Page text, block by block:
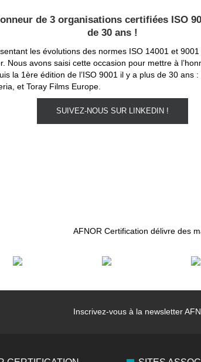
de 3 organisations certifiées ISO
de 30 ans !
les évolutions des normes ISO 14001 et
Nous avons saisi cette occasion pour mettre à
la 1ère édition de l’ISO 9001 il y a plus de 30 ans
et Toray Films Europe.
SUIVEZ-NOUS SUR LINKEDIN !
AFNOR Certification délivre des
Inscrivez-vous à la newsletter